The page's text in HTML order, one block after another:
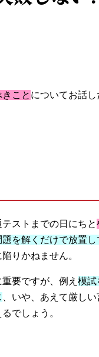
こと についてお話し
ストまでの日にちと
題を解くだけで放置
りかねません。
要ですが、例え 模試
、いや、あえて厳し
でしょう。